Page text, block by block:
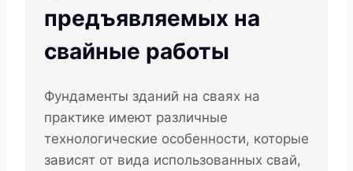
предъявляемых на
свайные работы
Фундаменты зданий на сваях на
практике имеют различные
технологические особенности, которые
зависят от вида использованных свай,